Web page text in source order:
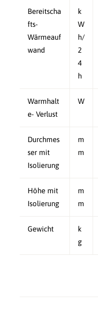
Bereitscha
fts-
Wärmeauf
wand
k
W
h/
2
4
h
Warmhalt
e- Verlust
W
Durchmes
ser mit
Isolierung
m
m
Höhe mit
Isolierung
m
m
Gewicht
k
g